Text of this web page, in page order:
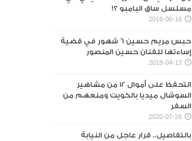
مسلسل ساق البامبو ؟!
2016-06-16
حبس مريم حسين 6 شهور في قضية
إساءتها للفنان حسين المنصور‎
2018-04-13
التحفظ على أموال 12 من مشاهير
السوشال ميديا بالكويت ومنعهم من
السفر
2020-07-26
بالتفاصيل.. قرار عاجل من النيابة